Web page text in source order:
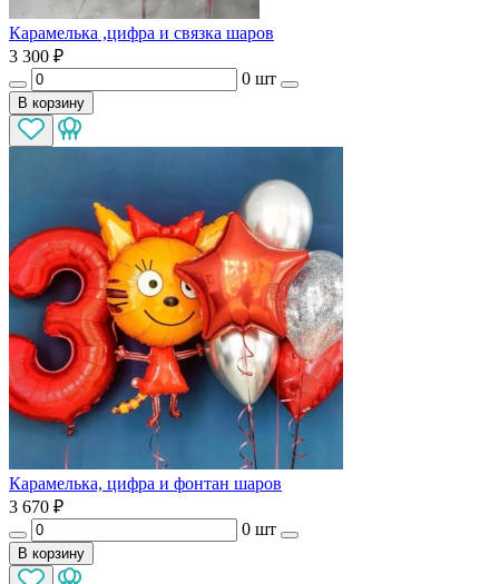
Карамелька ,цифра и связка шаров
3 300 ₽
0 шт
В корзину
Карамелька, цифра и фонтан шаров
3 670 ₽
0 шт
В корзину